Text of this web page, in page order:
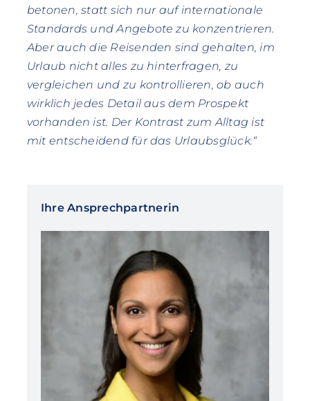
betonen, statt sich nur auf internationale
Standards und Angebote zu konzentrieren.
Aber auch die Reisenden sind gehalten, im
Urlaub nicht alles zu hinterfragen, zu
vergleichen und zu kontrollieren, ob auch
wirklich jedes Detail aus dem Prospekt
vorhanden ist. Der Kontrast zum Alltag ist
mit entscheidend für das Urlaubsglück.“
Ihre Ansprechpartnerin